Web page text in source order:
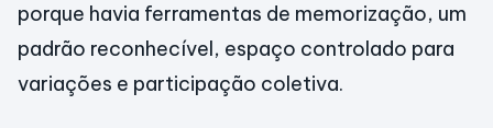
porque havia ferramentas de memorização, um
padrão reconhecível, espaço controlado para
variações e participação coletiva.